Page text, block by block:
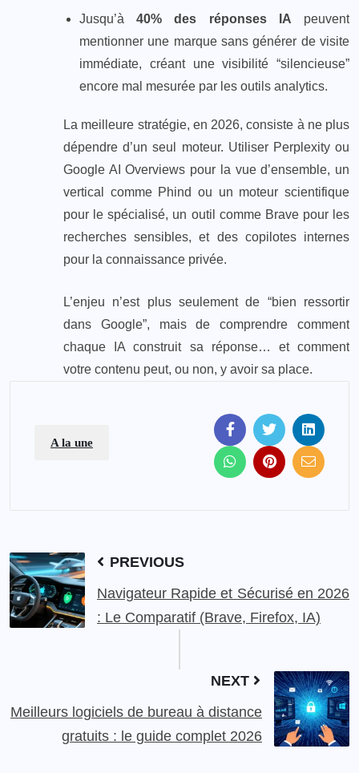
Jusqu’à40% des réponses IA peuvent
mentionner une marque sans générer de visite
immédiate, créant une visibilité “silencieuse”
encore mal mesurée par les outils analytics.
La meilleure stratégie, en 2026, consiste à ne plus
dépendre d’un seul moteur. Utiliser Perplexity ou
Google AI Overviews pour la vue d’ensemble, un
vertical comme Phind ou un moteur scientifique
pour le spécialisé, un outil comme Brave pour les
recherches sensibles, et des copilotes internes
pour la connaissance privée.
L’enjeu n’est plus seulement de “bien ressortir
dans Google”, mais de comprendre comment
chaque IA construit sa réponse… et comment
votre contenu peut, ou non, y avoir sa place.
A la une
PREVIOUS
Navigateur Rapide et Sécurisé en 2026
: Le Comparatif (Brave, Firefox, IA)
NEXT
Meilleurs logiciels de bureau à distance
gratuits : le guide complet 2026